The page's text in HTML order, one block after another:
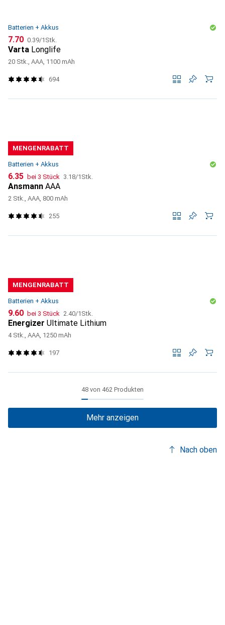
Batterien + Akkus
CHF
7.70 CHF
0.39/1Stk.
Varta Longlife
20 Stk., AAA, 1100 mAh
694
MENGENRABATT
Batterien + Akkus
CHF
6.35 bei 3 Stück CHF
3.18/1Stk.
Ansmann AAA
2 Stk., AAA, 800 mAh
255
MENGENRABATT
Batterien + Akkus
CHF
9.60 bei 3 Stück CHF
2.40/1Stk.
Energizer Ultimate Lithium
4 Stk., AAA, 1250 mAh
197
48 von 462 Produkten
Mehr anzeigen
Nach oben